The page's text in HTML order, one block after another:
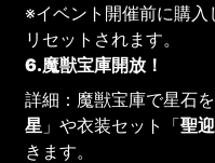
※イベント開催前に購入
リセットされます。
6.魔獣宝庫開放！
詳細：魔獣宝庫で星石
星 」や衣装セット「聖迎
きます。